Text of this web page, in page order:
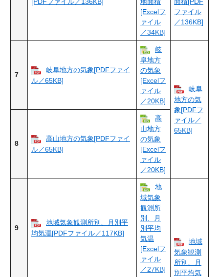
[Excelフ
ァイル
／34KB]
ファイル
／136KB]
7
岐阜地方の気象[PDFファイ
ル／65KB]
岐
阜地方
の気象
[Excelフ
ァイル
／20KB]
岐阜
地方の気
象[PDFフ
ァイル／
65KB]
8
高山地方の気象[PDFファイ
ル／65KB]
高
山地方
の気象
[Excelフ
ァイル
／20KB]
9
地域気象観測所別、月別平
均気温[PDFファイル／117KB]
地
域気象
観測所
別、月
別平均
気温
[Excelフ
ァイル
／27KB]
地域
気象観測
所別、月
別平均気